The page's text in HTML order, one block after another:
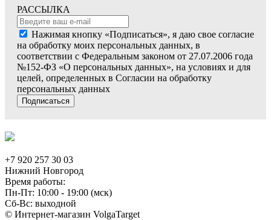
РАССЫЛКА
Нажимая кнопку «Подписаться», я даю свое согласие
на обработку моих персональных данных, в
соответствии с Федеральным законом от 27.07.2006 года
№152-ФЗ «О персональных данных», на условиях и для
целей, определенных в Согласии на обработку
персональных данных
Подписаться
+7 920 257 30 03
Нижний Новгород
Время работы:
Пн-Пт: 10:00 - 19:00 (мск)
Сб-Вс: выходной
© Интернет-магазин VolgaTarget